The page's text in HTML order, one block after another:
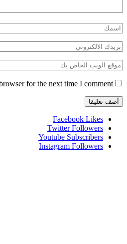
for the next time I comment.
Facebook Likes
Twitter Followers
Youtube Subscribers
Instagram Followers